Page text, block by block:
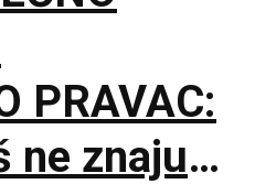
PRAVAC:
ne znaju